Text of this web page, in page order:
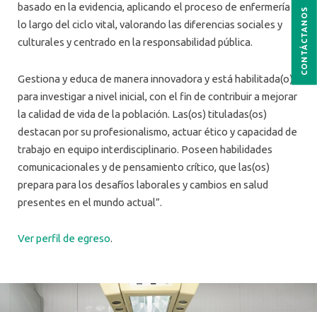
basado en la evidencia, aplicando el proceso de enfermería a
lo largo del ciclo vital, valorando las diferencias sociales y
culturales y centrado en la responsabilidad pública.
Gestiona y educa de manera innovadora y está habilitada(o)
para investigar a nivel inicial, con el fin de contribuir a mejorar
la calidad de vida de la población. Las(os) tituladas(os)
destacan por su profesionalismo, actuar ético y capacidad de
trabajo en equipo interdisciplinario. Poseen habilidades
comunicacionales y de pensamiento crítico, que las(os)
prepara para los desafíos laborales y cambios en salud
presentes en el mundo actual”.
Ver perfil de egreso.
CONTÁCTANOS